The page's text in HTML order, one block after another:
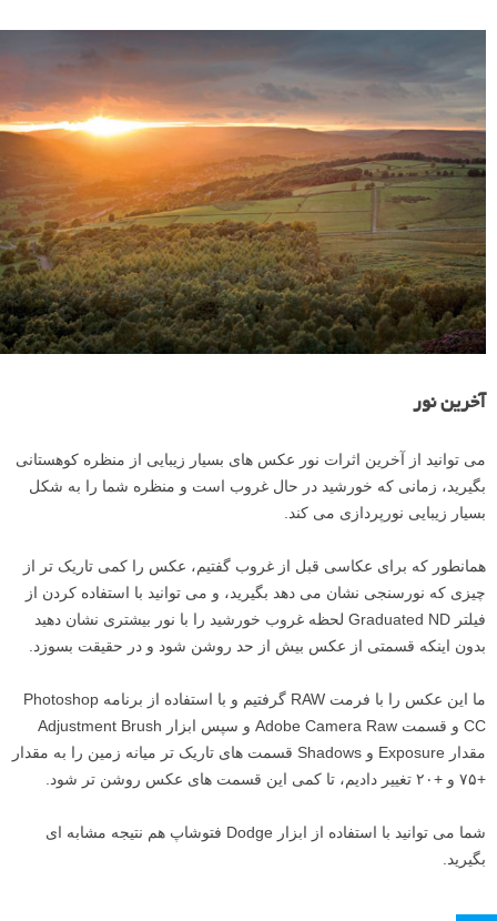
آخرین نور
می توانید از آخرین اثرات نور عکس های بسیار زیبایی از منظره کوهستانی
بگیرید، زمانی که خورشید در حال غروب است و منظره شما را به شکل
بسیار زیبایی نورپردازی می کند.
همانطور که برای عکاسی قبل از غروب گفتیم، عکس را کمی تاریک تر از
چیزی که نورسنجی نشان می دهد بگیرید، و می توانید با استفاده کردن از
فیلتر Graduated ND لحظه غروب خورشید را با نور بیشتری نشان دهید
بدون اینکه قسمتی از عکس بیش از حد روشن شود و در حقیقت بسوزد.
ما این عکس را با فرمت RAW گرفتیم و با استفاده از برنامه Photoshop
CC و قسمت Adobe Camera Raw و سپس ابزار Adjustment Brush
مقدار Exposure و Shadows قسمت های تاریک تر میانه زمین را به مقدار
+۷۵ و +۲۰ تغییر دادیم، تا کمی این قسمت های عکس روشن تر شود.
شما می توانید با استفاده از ابزار Dodge فتوشاپ هم نتیجه مشابه ای
بگیرید.